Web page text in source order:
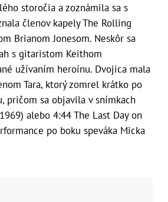
storočia a zoznámila sa s
členov kapely The Rolling
Brianom Jonesom. Neskôr sa
s gitaristom Keithom
užívaním heroínu. Dvojica mala
Tara, ktorý zomrel krátko po
pričom sa objavila v snímkach
alebo 4:44 The Last Day on
po boku speváka Micka